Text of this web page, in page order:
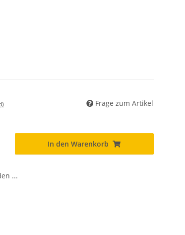
Frage zum Artikel
In den Warenkorb
...